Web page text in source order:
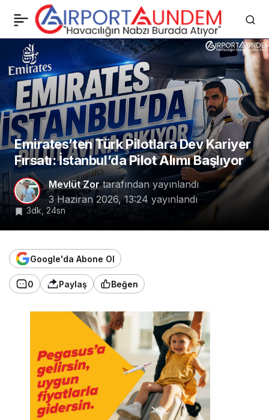
Emirates’ten Türk Pilotlara Dev Kariyer
Fırsatı: İstanbul’da Pilot Alımı Başlıyor
Mevlüt Zortarafından yayınlandı
3 Haziran 2026, 13:24 yayınlandı
3dk, 24sn
Google'da Abone Ol
0 Paylaş Beğen
AJet’ten MAX Atağı:
Teslimatlar Arka Arkaya
Geldi
0 Paylaş